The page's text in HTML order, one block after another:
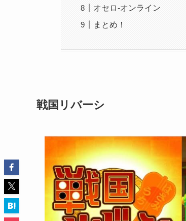
オセロ-オンライン
まとめ！
戦国リバーシ